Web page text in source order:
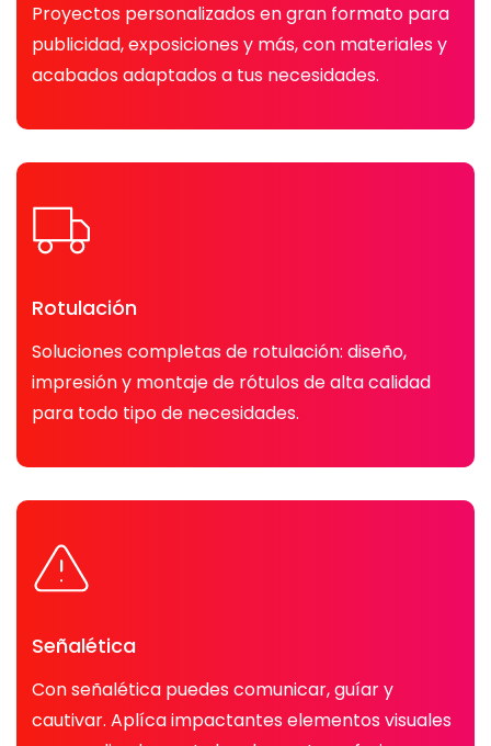
Proyectos personalizados en gran formato para
publicidad, exposiciones y más, con materiales y
acabados adaptados a tus necesidades.
Rotulación
Soluciones completas de rotulación: diseño,
impresión y montaje de rótulos de alta calidad
para todo tipo de necesidades.
Señalética
Con señalética puedes comunicar, guíar y
cautivar. Aplíca impactantes elementos visuales